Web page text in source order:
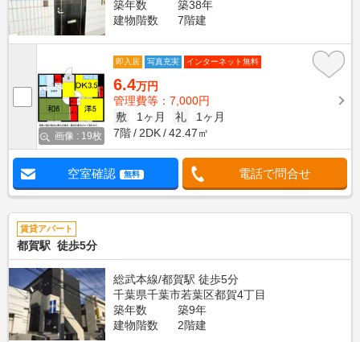
築年数
築38年
建物階数
7階建
画像 : 19枚
即入居 写真充実 インターネット無料
6.4万円
管理費等：7,000円
敷
1ヶ月 礼
1ヶ月
7階
2DK 42.47㎡
空室確認 無料 電話で問合せ
賃貸アパート
都賀駅 徒歩5分
総武本線/都賀駅 徒歩5分
千葉県千葉市若葉区都賀4丁目
築年数
築9年
建物階数
2階建